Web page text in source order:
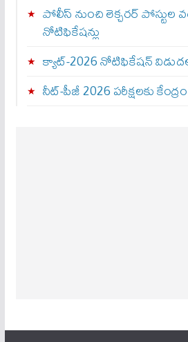
పోలీస్ నుంచి లెక్చరర్ పోస్టుల
నోటిఫికేషన్లు
క్యాట్-2026 నోటిఫికేషన్
నీట్-పీజీ 2026 పరీక్షలకు